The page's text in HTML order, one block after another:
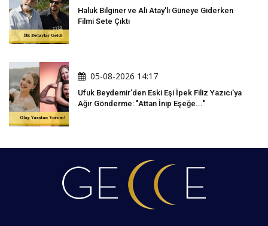
Haluk Bilginer ve Ali Atay'lı Güneye Giderken
Filmi Sete Çıktı
05-08-2026 14:17
Ufuk Beydemir'den Eski Eşi İpek Filiz Yazıcı'ya
Ağır Gönderme: "Attan İnip Eşeğe..."